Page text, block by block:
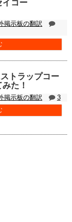
イコー
掲示板の翻訳
トラップコー
た！
掲示板の翻訳
3